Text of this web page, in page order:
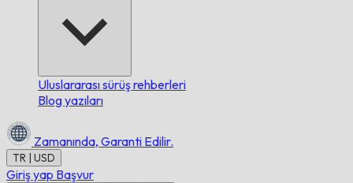
Uluslararası sürüş rehberleri
Blog yazıları
Zamanında, Garanti Edilir.
TR | USD
Giriş yap Başvur